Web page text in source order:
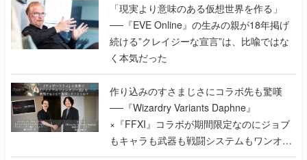
「現実より意味のある仮想世界を作る」
──『EVE Online』の生みの親が18年掲げ
続ける”クレイジーな宣言”は、比喩ではな
く本気だった
作り込みのすさまじさにコラボ先も驚嘆
──『Wizardry Variants Daphne』
×『FFXI』コラボが期間限定なのにジョブ
もキャラも武器も戦闘システムもワンオフ
で作り込まれた理由を両ディレクターに聞